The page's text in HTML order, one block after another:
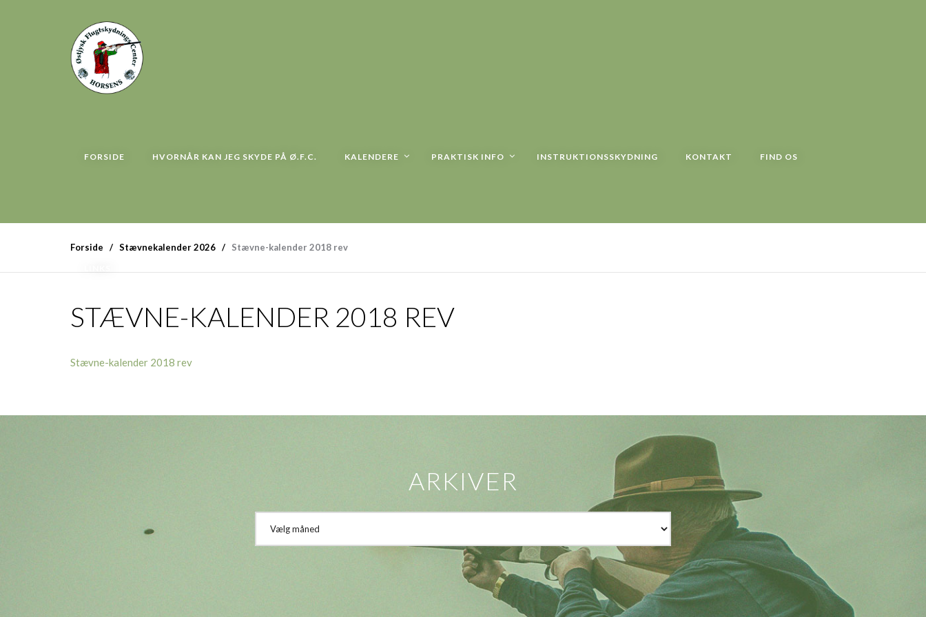
FORSIDE HVORNÅR KAN JEG SKYDE PÅ Ø.F.C. KALENDERE PRAKTISK INFO INSTRUKTIONSSKYDNING KONTAKT FIND OS
Forside Stævnekalender 2026 Stævne-kalender 2018 rev
STÆVNE-KALENDER 2018 REV
Stævne-kalender 2018 rev
ARKIVER